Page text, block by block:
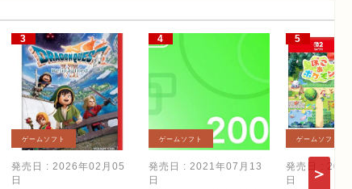
ゲームソフト
発売日 : 2026年02月05
日
ゲームソフト
発売日 : 2021年07月13
日
ゲームソフト
発売日 :
日